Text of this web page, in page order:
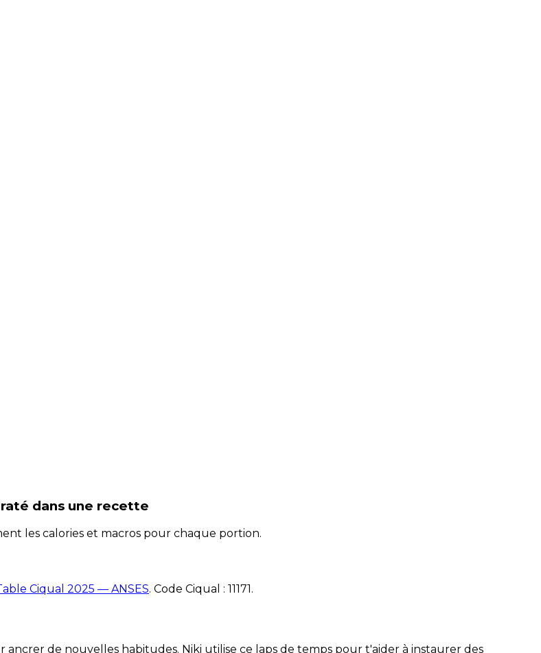
dans une recette
les calories et macros pour chaque portion.
Ciqual 2025 — ANSES. Code Ciqual : 11171.
de nouvelles habitudes. Niki utilise ce laps de temps pour t'aider à instaurer des